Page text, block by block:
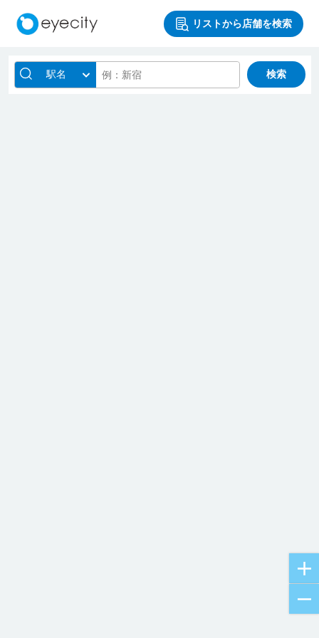
リストから店舗を検索
駅名 検索